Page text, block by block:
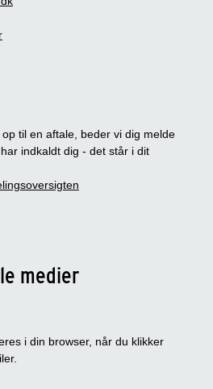
til en aftale, beder vi dig melde
indkaldt dig - det står i dit
medier
i din browser, når du klikker